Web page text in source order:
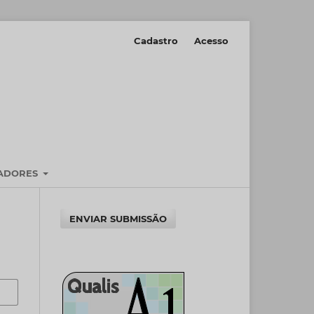
Cadastro Acesso
ENVIAR SUBMISSÃO